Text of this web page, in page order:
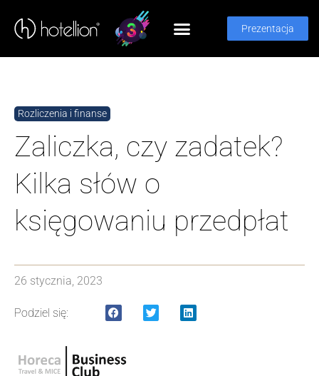
Prezentacja
Rozliczenia i finanse
Zaliczka, czy zadatek?
Kilka słów o
księgowaniu przedpłat
26 stycznia, 2023
Podziel się: